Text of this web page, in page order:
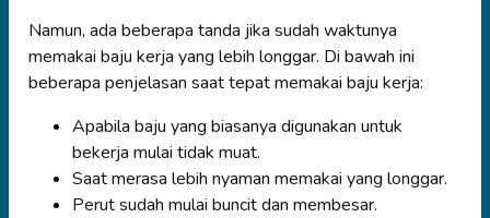
Namun, ada beberapa tanda jika sudah waktunya
memakai baju kerja yang lebih longgar. Di bawah ini
beberapa penjelasan saat tepat memakai baju kerja:
Apabila baju yang biasanya digunakan untuk
bekerja mulai tidak muat.
Saat merasa lebih nyaman memakai yang longgar.
Perut sudah mulai buncit dan membesar.